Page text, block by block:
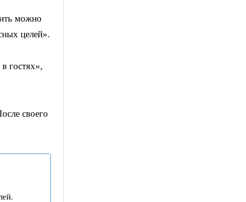
можно
целей».
гостях»,
своего